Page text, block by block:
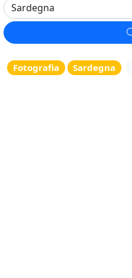
Fotografia Sardegna